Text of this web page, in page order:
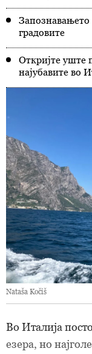
Запознавањето
градовите
Откријте уште
најубавите во
Nataša Kočiš
Во Италија
езера, но